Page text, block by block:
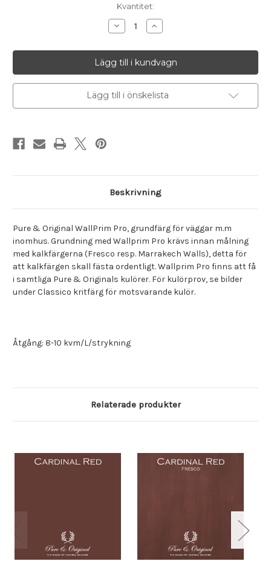
Kvantitet:
Minska
antalet
Cardinal
Red,
Wallprim
Pro
Öka
antalet
Cardinal
Red,
Wallprim
Pro
Lägg till i önskelista
Beskrivning
Pure & Original WallPrim Pro, grundfärg för väggar m.m
inomhus. Grundning med Wallprim Pro krävs innan målning
med kalkfärgerna (Fresco resp. Marrakech Walls), detta för
att kalkfärgen skall fästa ordentligt. Wallprim Pro finns att få
i samtliga Pure & Originals kulörer. För kulörprov, se bilder
under Classico kritfärg för motsvarande kulör.
Åtgång: 8-10 kvm/L/strykning
Relaterade produkter